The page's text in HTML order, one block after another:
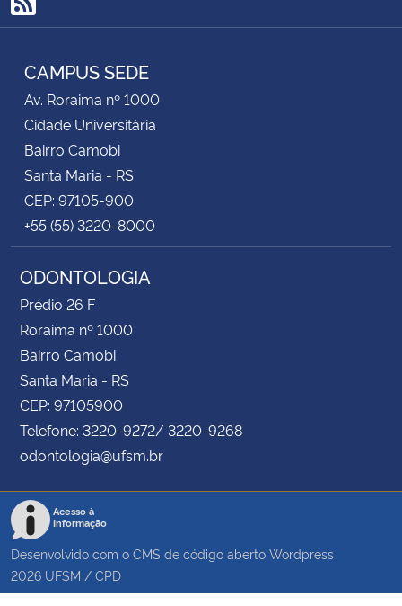
RSS
CAMPUS SEDE
Av. Roraima nº 1000
Cidade Universitária
Bairro Camobi
Santa Maria - RS
CEP: 97105-900
+55 (55) 3220-8000
ODONTOLOGIA
Prédio 26 F
Roraima nº 1000
Bairro Camobi
Santa Maria - RS
CEP: 97105900
Telefone: 3220-9272/ 3220-9268
odontologia@ufsm.br
Acesso à
Informação
Desenvolvido com o CMS de código aberto Wordpress
2026 UFSM / CPD